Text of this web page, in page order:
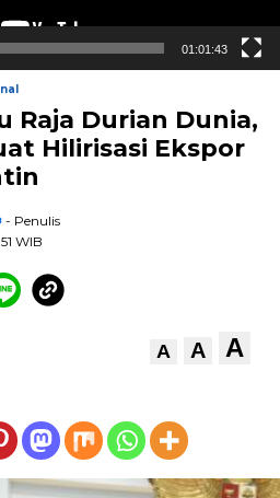
01:01:43
Raja Durian Dunia,
Hilirisasi Ekspor
- Penulis
WIB
A A A